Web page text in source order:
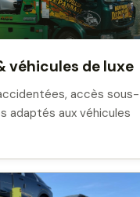
véhicules de luxe
accès sous-
adaptés aux véhicules